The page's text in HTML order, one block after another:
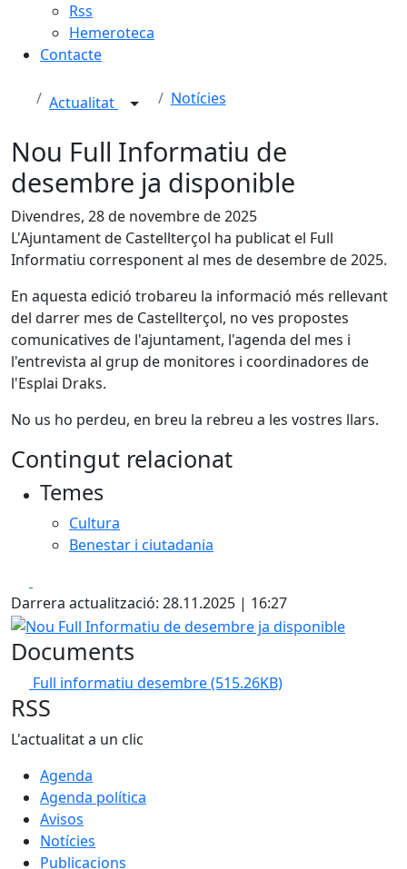
Rss
Hemeroteca
Contacte
Actualitat Notícies
Nou Full Informatiu de
desembre ja disponible
Divendres, 28 de novembre de 2025
L'Ajuntament de Castellterçol ha publicat el Full
Informatiu corresponent al mes de desembre de 2025.
En aquesta edició trobareu la informació més rellevant
del darrer mes de Castellterçol, no ves propostes
comunicatives de l'ajuntament, l'agenda del mes i
l'entrevista al grup de monitores i coordinadores de
l'Esplai Draks.
No us ho perdeu, en breu la rebreu a les vostres llars.
Contingut relacionat
Temes
Cultura
Benestar i ciutadania
Darrera actualització: 28.11.2025 | 16:27
Nou Full Informatiu de desembre ja disponible
Documents
Full informatiu desembre(515.26KB)
RSS
L'actualitat a un clic
Agenda
Agenda política
Avisos
Notícies
Publicacions